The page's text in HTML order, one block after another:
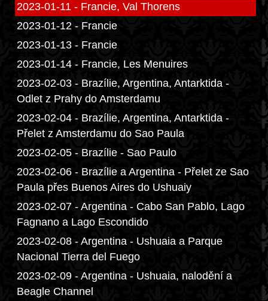
2023-01-11 - Francie, Val Thorens
2023-01-12 - Francie
2023-01-13 - Francie
2023-01-14 - Francie, Les Menuires
2023-02-03 - Brazílie, Argentina, Antarktida -
Odlet z Prahy do Amsterdamu
2023-02-04 - Brazílie, Argentina, Antarktida -
Přelet z Amsterdamu do Sao Paula
2023-02-05 - Brazílie - Sao Paulo
2023-02-06 - Brazílie a Argentina - Přelet ze Sao
Paula přes Buenos Aires do Ushuaiy
2023-02-07 - Argentina - Cabo San Pablo, Lago
Fagnano a Lago Escondido
2023-02-08 - Argentina - Ushuaia a Parque
Nacional Tierra del Fuego
2023-02-09 - Argentina - Ushuaia, nalodění a
Beagle Channel